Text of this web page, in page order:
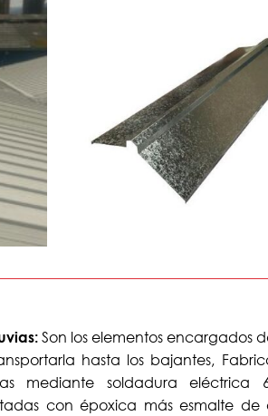
Son los elementos encargados
hasta los bajantes,
mediante soldadura eléctrica
con époxica más esmalte